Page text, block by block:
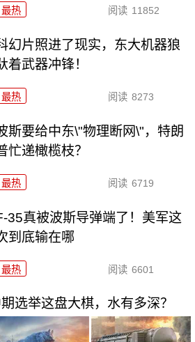
最热 阅读 11852
幻片照进了现实，东大机器狼
着武器冲锋！
最热 阅读 8273
斯要给中东\"物理断网\"，特朗
忙递橄榄枝？
最热 阅读 6719
35真被波斯导弹端了！美军这
到底输在哪
最热 阅读 6601
选举这盘大棋，水有多深？